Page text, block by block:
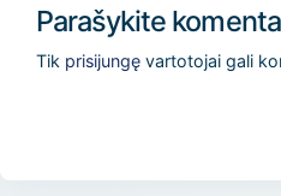
Parašykite
Tik prisijungęvartotojai gali